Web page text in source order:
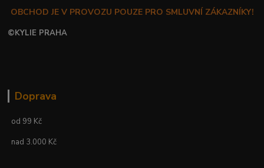
OBCHOD JE V PROVOZU POUZE PRO SMLUVNÍ ZÁKAZNÍKY!
©KYLIE PRAHA
Doprava
od 99 Kč
nad 3.000 Kč